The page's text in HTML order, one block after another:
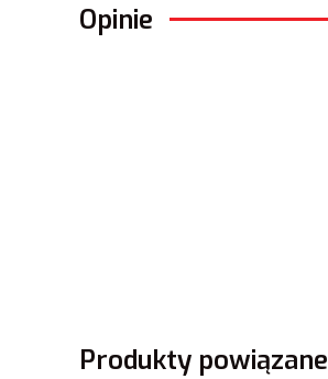
Opinie
Produkty powiązane